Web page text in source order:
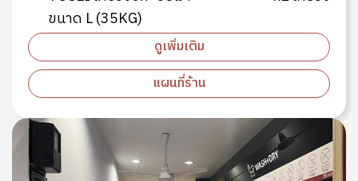
ขนาด L (35KG)
ดูเพิ่มเติม
แผนที่ร้าน